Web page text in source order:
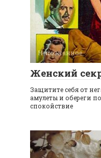
Непознанное
Женский
Защитите себя от
амулеты и обереги
спокойствие